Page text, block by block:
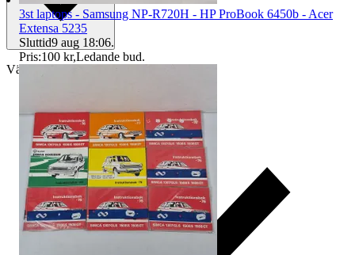
Välj till köparskydd
3st laptops - Samsung NP-R720H - HP ProBook 6450b - Acer
Extensa 5235
Sluttid9 aug 18:06.
Pris:100 kr,Ledande bud.